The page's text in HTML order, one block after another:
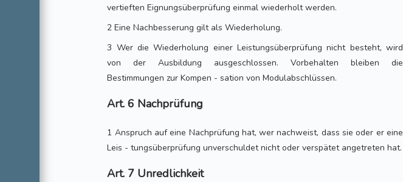
vertieften Eignungsüberprüfung einmal wiederholt werden.
2 Eine Nachbesserung gilt als Wiederholung.
3 Wer die Wiederholung einer Leistungsüberprüfung nicht besteht, wird
von der Ausbildung ausgeschlossen. Vorbehalten bleiben die
Bestimmungen zur Kompen - sation von Modulabschlüssen.
Art. 6 Nachprüfung
1 Anspruch auf eine Nachprüfung hat, wer nachweist, dass sie oder er eine
Leis - tungsüberprüfung unverschuldet nicht oder verspätet angetreten hat.
Art. 7 Unredlichkeit